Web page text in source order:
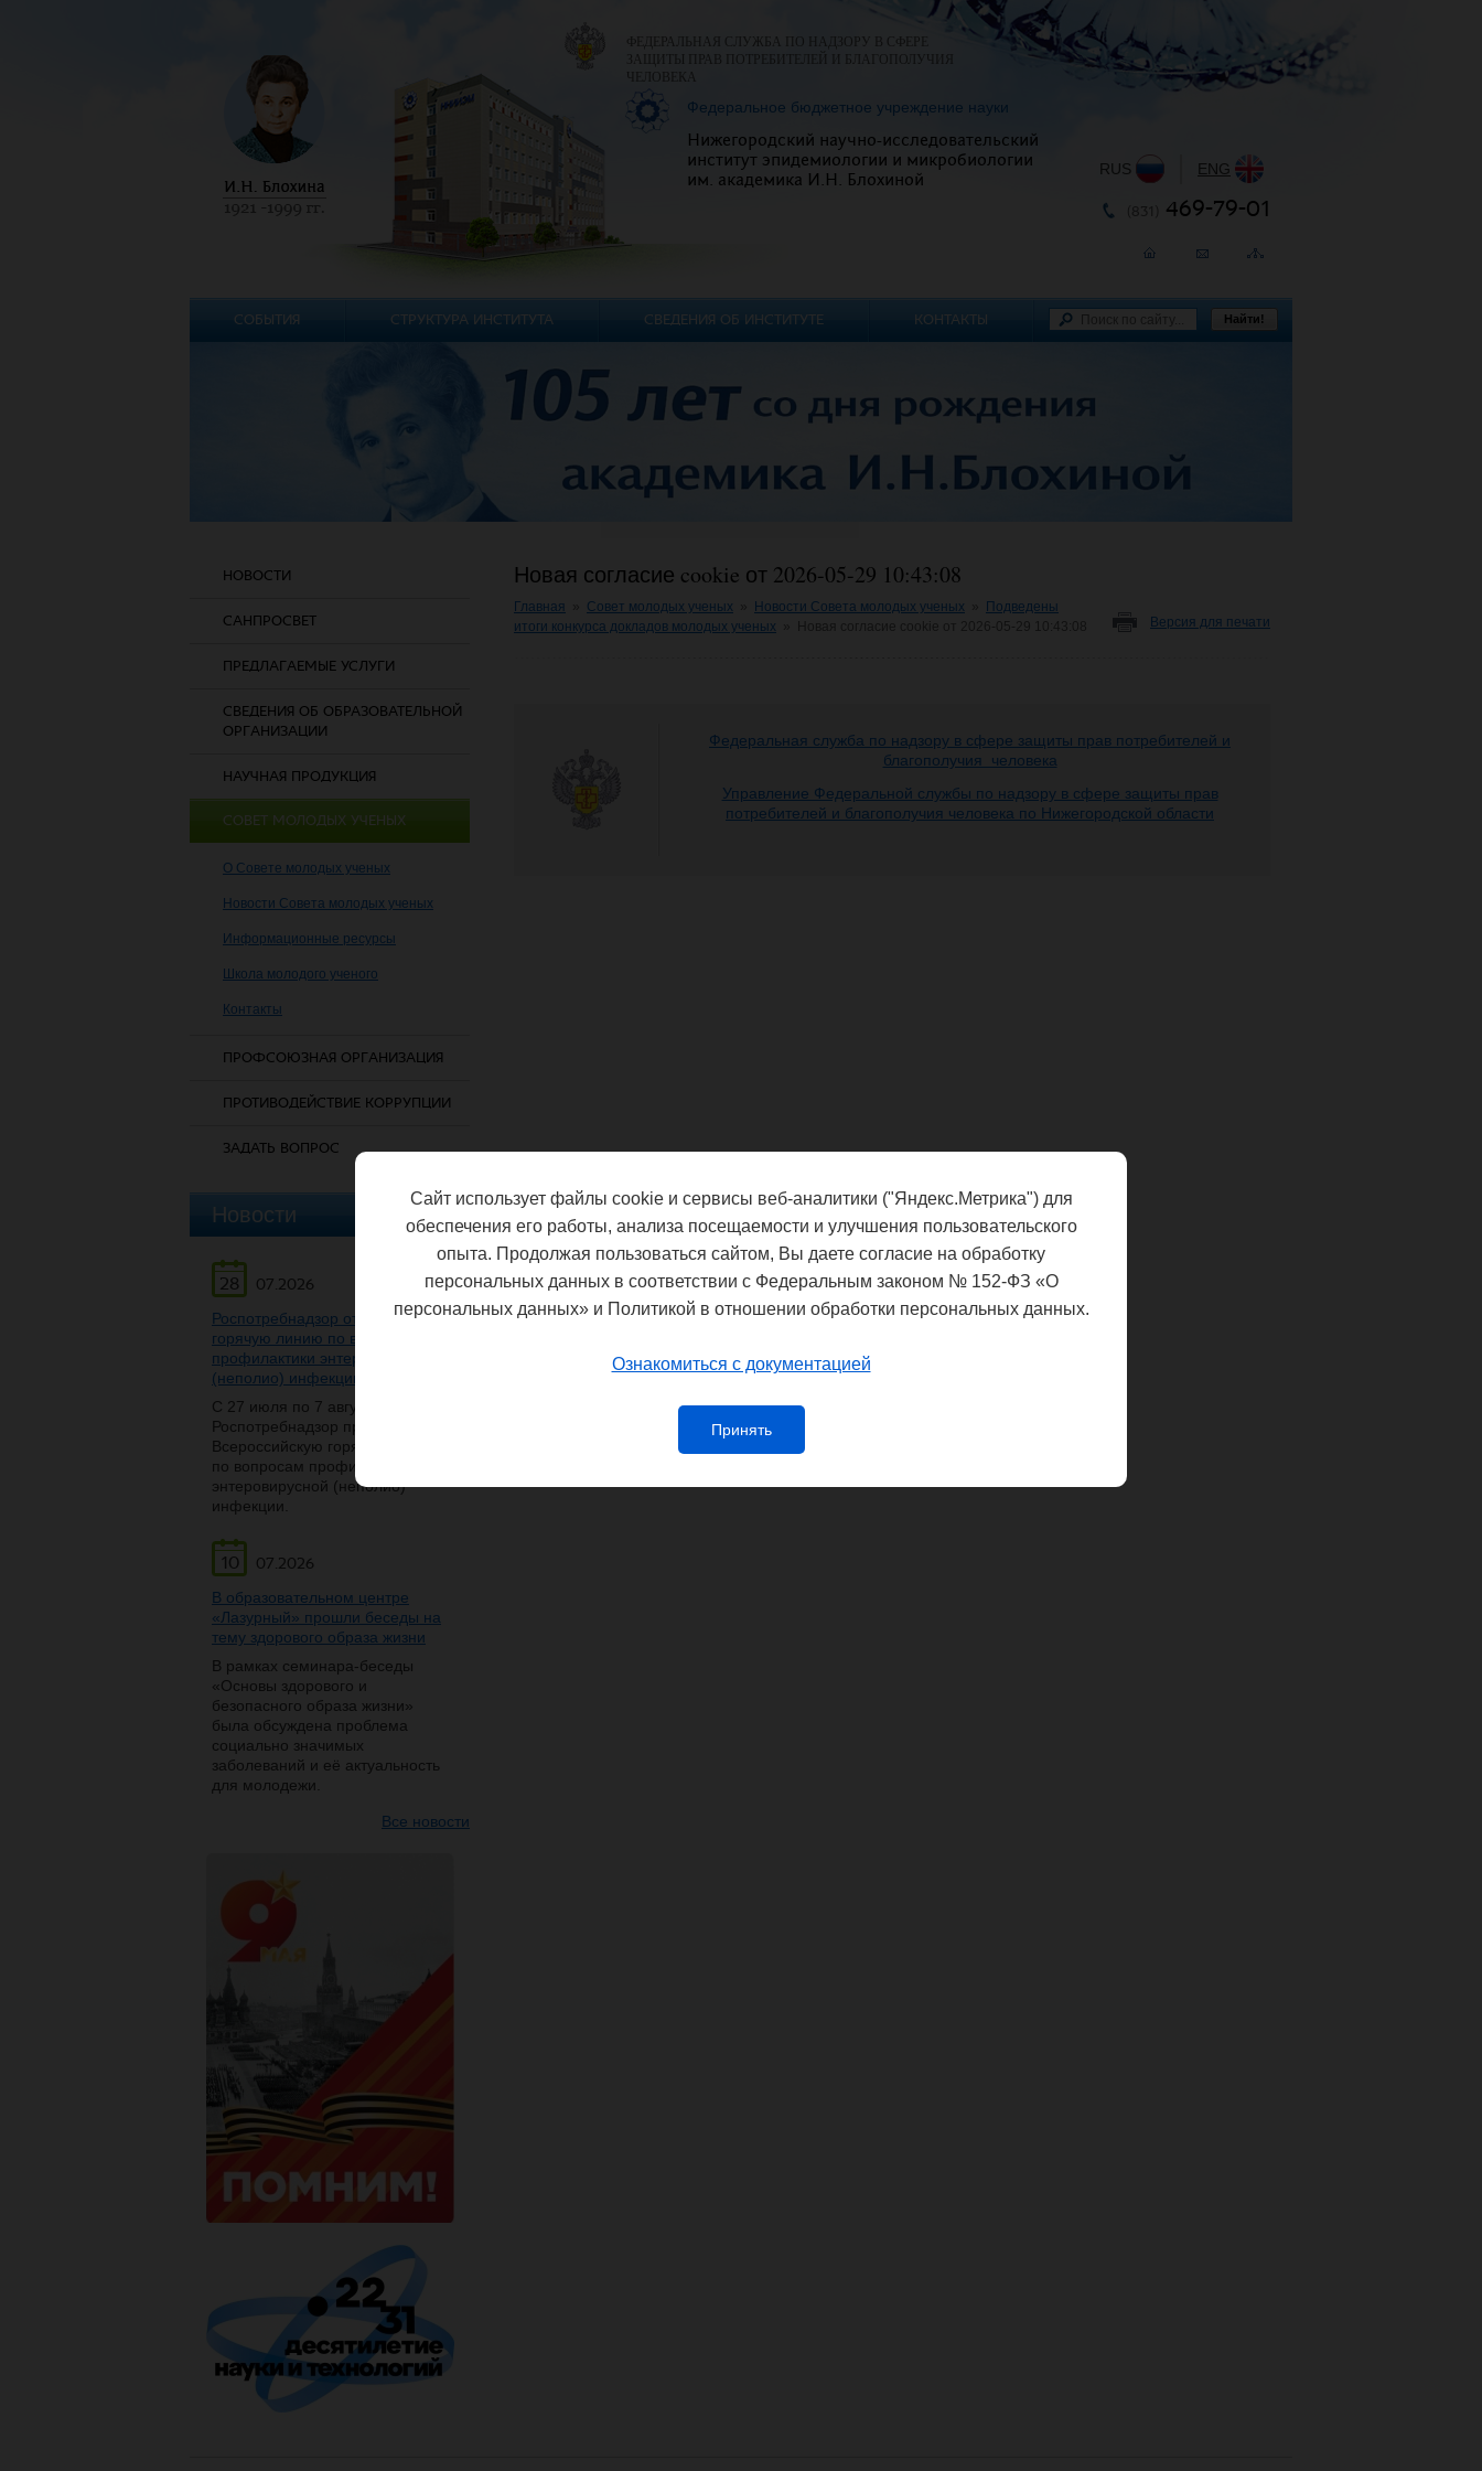
НОВОСТИ
САНПРОСВЕТ
ПРЕДЛАГАЕМЫЕ УСЛУГИ
СВЕДЕНИЯ ОБ ОБРАЗОВАТЕЛЬНОЙ
ОРГАНИЗАЦИИ
НАУЧНАЯ ПРОДУКЦИЯ
СОВЕТ МОЛОДЫХ УЧЕНЫХ
О Совете молодых ученых
Новости Совета молодых ученых
Информационные ресурсы
Школа молодого ученого
Контакты
ПРОФСОЮЗНАЯ ОРГАНИЗАЦИЯ
ПРОТИВОДЕЙСТВИЕ КОРРУПЦИИ
ЗАДАТЬ ВОПРОС
Новости
28
07.2026
Роспотребнадзор открывает
горячую линию по вопросам
профилактики энтеровирусной
(неполио) инфекции
С 27 июля по 7 августа
Роспотребнадзор проведет
Всероссийскую горячую линию
по вопросам профилактики
энтеровирусной (неполио)
инфекции.
10
07.2026
В образовательном центре
«Лазурный» прошли беседы на
тему здорового образа жизни
В рамках семинара-беседы
«Основы здорового и
безопасного образа жизни»
была обсуждена проблема
социально значимых
заболеваний и её актуальность
для молодежи.
Все новости
Новая согласие cookie от 2026-05-29 10:43:08
Главная Совет молодых ученых Новости Совета молодых ученых
Подведены
итоги конкурса докладов молодых ученых
Версия для печати
Федеральная служба по надзору в сфере защиты прав потребителей и
благополучия человека
Управление Федеральной службы по надзору в сфере защиты прав
потребителей и благополучия человека по Нижегородской области
ФЕДЕРАЛЬНАЯ СЛУЖБА ПО НАДЗОРУ В СФЕРЕ
ЗАЩИТЫ ПРАВ ПОТРЕБИТЕЛЕЙ И БЛАГОПОЛУЧИЯ
ЧЕЛОВЕКА
Федеральное бюджетное учреждение науки
Нижегородский научно-исследовательский
институт эпидемиологии и микробиологии
им. академика И.Н. Блохиной
RUS ENG
469-79-01
СОБЫТИЯ СТРУКТУРА ИНСТИТУТА СВЕДЕНИЯ ОБ ИНСТИТУТЕ КОНТАКТЫ Найти!
Сайт использует файлы cookie и сервисы веб-аналитики ("Яндекс.Метрика") для
обеспечения его работы, анализа посещаемости и улучшения пользовательского
опыта. Продолжая пользоваться сайтом, Вы даете согласие на обработку
персональных данных в соответствии с Федеральным законом № 152-ФЗ «О
персональных данных» и Политикой в отношении обработки персональных данных.
Ознакомиться с документацией
Принять